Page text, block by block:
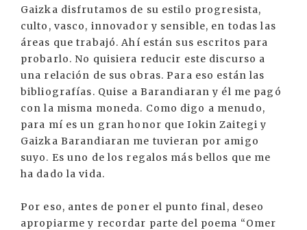
Gaizka disfrutamos de su estilo progresista,
culto, vasco, innovador y sensible, en todas las
áreas que trabajó. Ahí están sus escritos para
probarlo. No quisiera reducir este discurso a
una relación de sus obras. Para eso están las
bibliografías. Quise a Barandiaran y él me pagó
con la misma moneda. Como digo a menudo,
para mí es un gran honor que Iokin Zaitegi y
Gaizka Barandiaran me tuvieran por amigo
suyo. Es uno de los regalos más bellos que me
ha dado la vida.
Por eso, antes de poner el punto final, deseo
apropiarme y recordar parte del poema “Omer